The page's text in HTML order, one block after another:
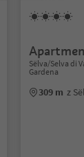
Sëlva/Selva di
Gardena
309 m z